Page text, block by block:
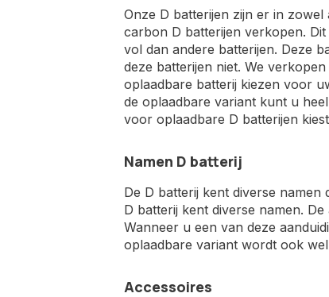
Onze D batterijen zijn er in
carbon D batterijen verkopen.
vol dan andere batterijen. Deze
deze batterijen niet. We
oplaadbare batterij kiezen voor
de oplaadbare variant kunt u
voor oplaadbare D batterijen
Namen D batterij
De D batterij kent diverse
D batterij kent diverse namen.
Wanneer u een van deze
oplaadbare variant wordt ook
Accessoires